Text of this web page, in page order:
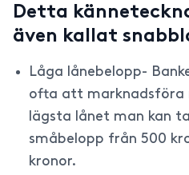
Detta
även kallat
Låga lånebelopp-
ofta att marknadsföra
lägsta lånet man kan
småbelopp från 500
kronor.